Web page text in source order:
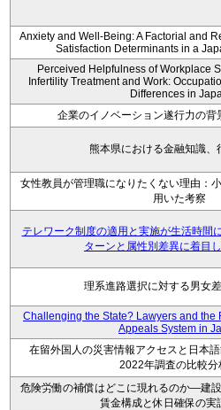
Anxiety and Well-Being: A Factorial and
Satisfaction Determinants in a
Perceived Helpfulness of Workplace
Infertility Treatment and Work:
Differences in
企業のイノベーション遂行力の背
熊本県における金融知識、
女性教員が管理職になりたくない理由：
用いた考察
テレワーク制度の適用と実施が生活時間
ターンと属性別差異に着目
理系進路選択に対する男女
Challenging the State? Lawyers and the
Appeals System in
在留外国人の災害情報アクセスと日本
2022年調査の比較
危険労働の補償はどこに現れるのか―建
賃金構成と休日確保の